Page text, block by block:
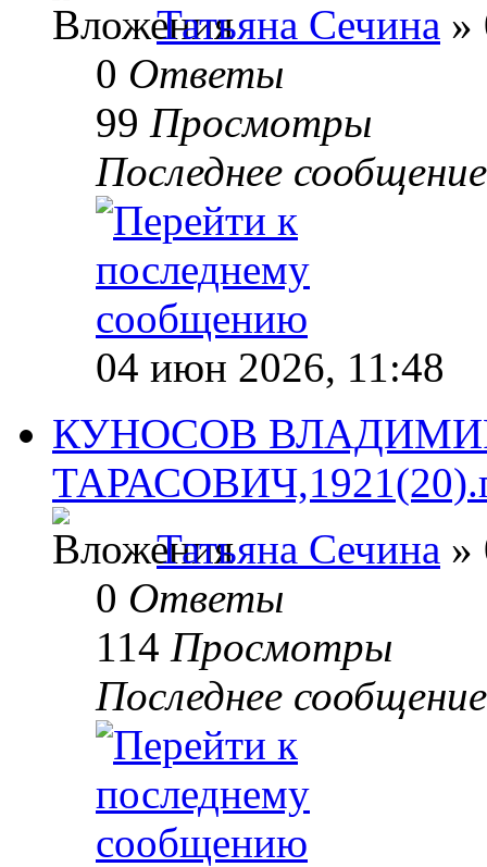
Татьяна Сечина »
0 Ответы
99 Просмотры
Последнее
04 июн 2026, 11:48
КУНОСОВ
Татьяна Сечина »
0 Ответы
114 Просмотры
Последнее